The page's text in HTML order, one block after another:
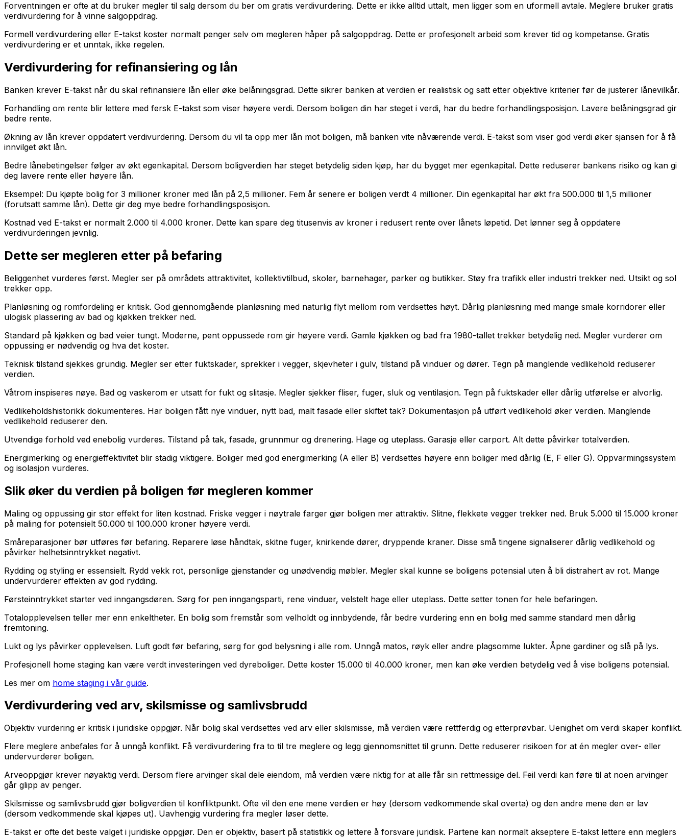
Forventningen er ofte at du bruker megler til salg dersom du ber om gratis verdivurdering. Dette er ikke alltid uttalt, men ligger som en uformell avtale. Meglere bruker gratis
verdivurdering for å vinne salgoppdrag.
Formell verdivurdering eller E-takst koster normalt penger selv om megleren håper på salgoppdrag. Dette er profesjonelt arbeid som krever tid og kompetanse. Gratis
verdivurdering er et unntak, ikke regelen.
Verdivurdering for refinansiering og lån
Banken krever E-takst når du skal refinansiere lån eller øke belåningsgrad. Dette sikrer banken at verdien er realistisk og satt etter objektive kriterier før de justerer lånevilkår.
Forhandling om rente blir lettere med fersk E-takst som viser høyere verdi. Dersom boligen din har steget i verdi, har du bedre forhandlingsposisjon. Lavere belåningsgrad gir
bedre rente.
Økning av lån krever oppdatert verdivurdering. Dersom du vil ta opp mer lån mot boligen, må banken vite nåværende verdi. E-takst som viser god verdi øker sjansen for å få
innvilget økt lån.
Bedre lånebetingelser følger av økt egenkapital. Dersom boligverdien har steget betydelig siden kjøp, har du bygget mer egenkapital. Dette reduserer bankens risiko og kan gi
deg lavere rente eller høyere lån.
Eksempel: Du kjøpte bolig for 3 millioner kroner med lån på 2,5 millioner. Fem år senere er boligen verdt 4 millioner. Din egenkapital har økt fra 500.000 til 1,5 millioner
(forutsatt samme lån). Dette gir deg mye bedre forhandlingsposisjon.
Kostnad ved E-takst er normalt 2.000 til 4.000 kroner. Dette kan spare deg titusenvis av kroner i redusert rente over lånets løpetid. Det lønner seg å oppdatere
verdivurderingen jevnlig.
Dette ser megleren etter på befaring
Beliggenhet vurderes først. Megler ser på områdets attraktivitet, kollektivtilbud, skoler, barnehager, parker og butikker. Støy fra trafikk eller industri trekker ned. Utsikt og sol
trekker opp.
Planløsning og romfordeling er kritisk. God gjennomgående planløsning med naturlig flyt mellom rom verdsettes høyt. Dårlig planløsning med mange smale korridorer eller
ulogisk plassering av bad og kjøkken trekker ned.
Standard på kjøkken og bad veier tungt. Moderne, pent oppussede rom gir høyere verdi. Gamle kjøkken og bad fra 1980-tallet trekker betydelig ned. Megler vurderer om
oppussing er nødvendig og hva det koster.
Teknisk tilstand sjekkes grundig. Megler ser etter fuktskader, sprekker i vegger, skjevheter i gulv, tilstand på vinduer og dører. Tegn på manglende vedlikehold reduserer
verdien.
Våtrom inspiseres nøye. Bad og vaskerom er utsatt for fukt og slitasje. Megler sjekker fliser, fuger, sluk og ventilasjon. Tegn på fuktskader eller dårlig utførelse er alvorlig.
Vedlikeholdshistorikk dokumenteres. Har boligen fått nye vinduer, nytt bad, malt fasade eller skiftet tak? Dokumentasjon på utført vedlikehold øker verdien. Manglende
vedlikehold reduserer den.
Utvendige forhold ved enebolig vurderes. Tilstand på tak, fasade, grunnmur og drenering. Hage og uteplass. Garasje eller carport. Alt dette påvirker totalverdien.
Energimerking og energieffektivitet blir stadig viktigere. Boliger med god energimerking (A eller B) verdsettes høyere enn boliger med dårlig (E, F eller G). Oppvarmingssystem
og isolasjon vurderes.
Slik øker du verdien på boligen før megleren kommer
Maling og oppussing gir stor effekt for liten kostnad. Friske vegger i nøytrale farger gjør boligen mer attraktiv. Slitne, flekkete vegger trekker ned. Bruk 5.000 til 15.000 kroner
på maling for potensielt 50.000 til 100.000 kroner høyere verdi.
Småreparasjoner bør utføres før befaring. Reparere løse håndtak, skitne fuger, knirkende dører, dryppende kraner. Disse små tingene signaliserer dårlig vedlikehold og
påvirker helhetsinntrykket negativt.
Rydding og styling er essensielt. Rydd vekk rot, personlige gjenstander og unødvendig møbler. Megler skal kunne se boligens potensial uten å bli distrahert av rot. Mange
undervurderer effekten av god rydding.
Førsteinntrykket starter ved inngangsdøren. Sørg for pen inngangsparti, rene vinduer, velstelt hage eller uteplass. Dette setter tonen for hele befaringen.
Totalopplevelsen teller mer enn enkeltheter. En bolig som fremstår som velholdt og innbydende, får bedre vurdering enn en bolig med samme standard men dårlig
fremtoning.
Lukt og lys påvirker opplevelsen. Luft godt før befaring, sørg for god belysning i alle rom. Unngå matos, røyk eller andre plagsomme lukter. Åpne gardiner og slå på lys.
Profesjonell home staging kan være verdt investeringen ved dyreboliger. Dette koster 15.000 til 40.000 kroner, men kan øke verdien betydelig ved å vise boligens potensial.
Les mer om home staging i vår guide.
Verdivurdering ved arv, skilsmisse og samlivsbrudd
Objektiv vurdering er kritisk i juridiske oppgjør. Når bolig skal verdsettes ved arv eller skilsmisse, må verdien være rettferdig og etterprøvbar. Uenighet om verdi skaper konflikt.
Flere meglere anbefales for å unngå konflikt. Få verdivurdering fra to til tre meglere og legg gjennomsnittet til grunn. Dette reduserer risikoen for at én megler over- eller
undervurderer boligen.
Arveoppgjør krever nøyaktig verdi. Dersom flere arvinger skal dele eiendom, må verdien være riktig for at alle får sin rettmessige del. Feil verdi kan føre til at noen arvinger
går glipp av penger.
Skilsmisse og samlivsbrudd gjør boligverdien til konfliktpunkt. Ofte vil den ene mene verdien er høy (dersom vedkommende skal overta) og den andre mene den er lav
(dersom vedkommende skal kjøpes ut). Uavhengig vurdering fra megler løser dette.
E-takst er ofte det beste valget i juridiske oppgjør. Den er objektiv, basert på statistikk og lettere å forsvare juridisk. Partene kan normalt akseptere E-takst lettere enn meglers